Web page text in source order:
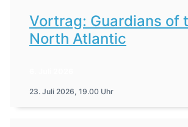
Vortrag: Guardians of
North Atlantic
23. Juli 2026, 19.00 Uhr